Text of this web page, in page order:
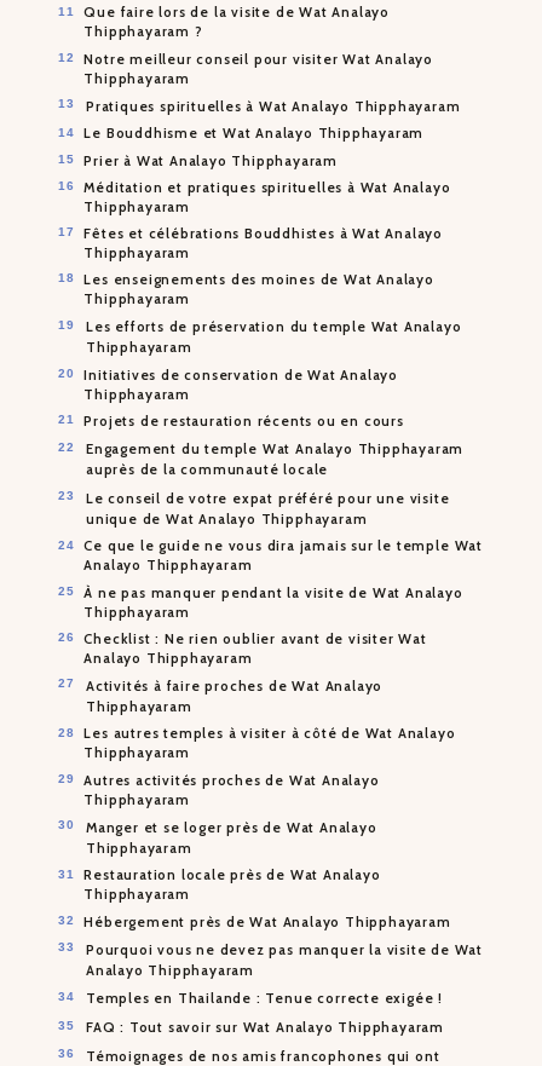
Que faire lors de la visite de Wat Analayo
Thipphayaram ?
Notre meilleur conseil pour visiter Wat Analayo
Thipphayaram
Pratiques spirituelles à Wat Analayo Thipphayaram
Le Bouddhisme et Wat Analayo Thipphayaram
Prier à Wat Analayo Thipphayaram
Méditation et pratiques spirituelles à Wat Analayo
Thipphayaram
Fêtes et célébrations Bouddhistes à Wat Analayo
Thipphayaram
Les enseignements des moines de Wat Analayo
Thipphayaram
Les efforts de préservation du temple Wat Analayo
Thipphayaram
Initiatives de conservation de Wat Analayo
Thipphayaram
Projets de restauration récents ou en cours
Engagement du temple Wat Analayo Thipphayaram
auprès de la communauté locale
Le conseil de votre expat préféré pour une visite
unique de Wat Analayo Thipphayaram
Ce que le guide ne vous dira jamais sur le temple Wat
Analayo Thipphayaram
À ne pas manquer pendant la visite de Wat Analayo
Thipphayaram
Checklist : Ne rien oublier avant de visiter Wat
Analayo Thipphayaram
Activités à faire proches de Wat Analayo
Thipphayaram
Les autres temples à visiter à côté de Wat Analayo
Thipphayaram
Autres activités proches de Wat Analayo
Thipphayaram
Manger et se loger près de Wat Analayo
Thipphayaram
Restauration locale près de Wat Analayo
Thipphayaram
Hébergement près de Wat Analayo Thipphayaram
Pourquoi vous ne devez pas manquer la visite de Wat
Analayo Thipphayaram
Temples en Thailande : Tenue correcte exigée !
FAQ : Tout savoir sur Wat Analayo Thipphayaram
Témoignages de nos amis francophones qui ont